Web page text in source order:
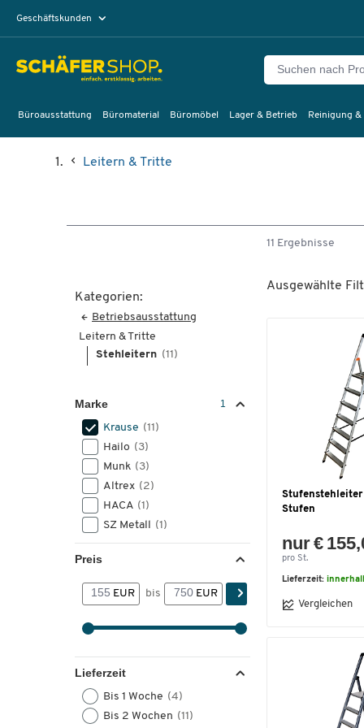
Geschäftskunden
Büroausstattung Büromaterial Büromöbel Lager & Betrieb Reinigung &
Leitern & Tritte
Kategorien:
Betriebsausstattung
Leitern & Tritte
Stehleitern (11)
Marke
Krause (11)
Hailo (3)
Munk (3)
Altrex (2)
HACA (1)
SZ Metall (1)
Preis
EUR bis EUR
Lieferzeit
Bis 1 Woche (4)
Bis 2 Wochen (11)
11 Ergebnisse
Ausgewählte
Stufenstehleiter
Stufen
nur €
pro St.
Lieferzeit:
Vergleichen